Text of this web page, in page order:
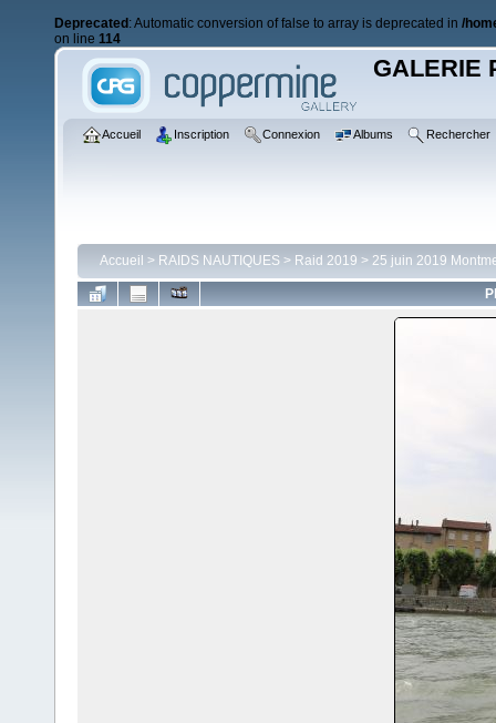
Deprecated : Automatic conversion of false to array is deprecated in /
on line 114
GALERIE
Accueil Inscription Connexion Albums Rechercher
Accueil > RAIDS NAUTIQUES > Raid 2019 > 25 juin 2019